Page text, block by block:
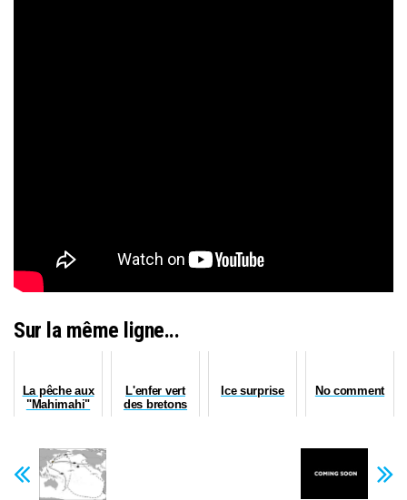
Sur la même ligne...
La pêche aux
"Mahimahi"
L'enfer vert
des bretons
Ice surprise No comment